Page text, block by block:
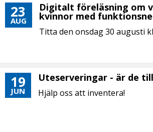
23
AUG
Digitalt föreläsning om
kvinnor med
Titta den onsdag 30 augusti
19
JUN
Uteserveringar - är de
Hjälp oss att inventera!